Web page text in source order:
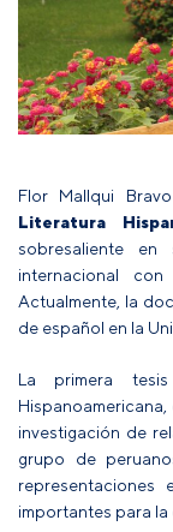
Flor Mallqui
Literatura
sobresaliente
internacional
Actualmente, la
de español en la
La primera
investigación de
grupo de
representaciones
importantes para